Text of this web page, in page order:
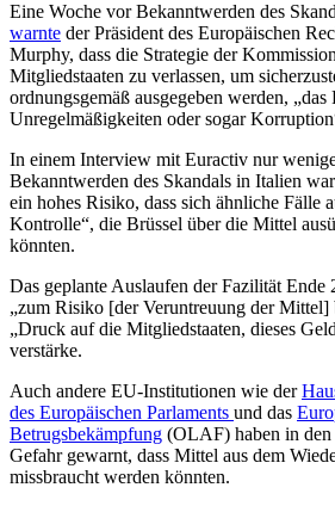
Eine Woche vor Bekanntwerden des
warnte der Präsident des Europäischen
Murphy, dass die Strategie der
Mitgliedstaaten zu verlassen, um
ordnungsgemäß ausgegeben werden,
Unregelmäßigkeiten oder sogar
In einem Interview mit Euractiv nur
Bekanntwerden des Skandals in Italien
ein hohes Risiko, dass sich ähnliche Fälle
Kontrolle“, die Brüssel über die Mittel
könnten.
Das geplante Auslaufen der Fazilität
„zum Risiko [der Veruntreuung der Mittel]
„Druck auf die Mitgliedstaaten, dieses
verstärke.
Auch andere EU-Institutionen wie der
des Europäischen Parlaments und das
Betrugsbekämpfung (OLAF) haben in den
Gefahr gewarnt, dass Mittel aus dem
missbraucht werden könnten.